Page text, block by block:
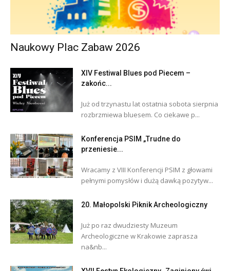
Naukowy Plac Zabaw 2026
XIV Festiwal Blues pod Piecem –
zakońc...
Już od trzynastu lat ostatnia sobota sierpnia
rozbrzmiewa bluesem. Co ciekawe p...
Konferencja PSIM „Trudne do
przeniesie...
Wracamy z VIII Konferencji PSIM z głowami
pełnymi pomysłów i dużą dawką pozytyw...
20. Małopolski Piknik Archeologiczny
Już po raz dwudziesty Muzeum
Archeologiczne w Krakowie zaprasza
na&nb...